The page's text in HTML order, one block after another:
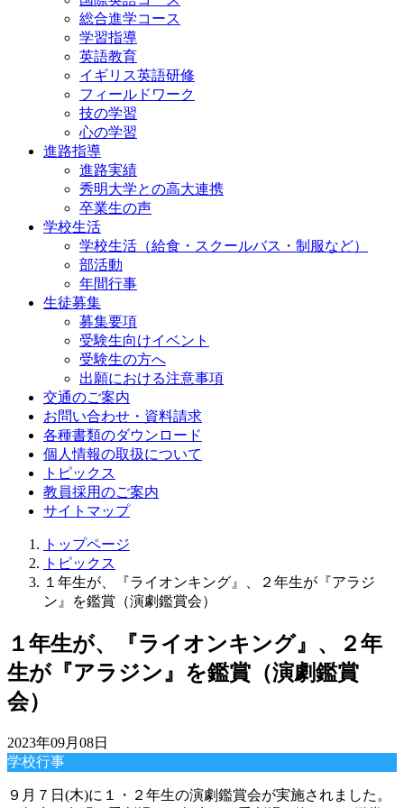
総合進学コース
学習指導
英語教育
イギリス英語研修
フィールドワーク
技の学習
心の学習
進路指導
進路実績
秀明大学との高大連携
卒業生の声
学校生活
学校生活（給食・スクールバス・制服など）
部活動
年間行事
生徒募集
募集要項
受験生向けイベント
受験生の方へ
出願における注意事項
交通のご案内
お問い合わせ・資料請求
各種書類のダウンロード
個人情報の取扱について
トピックス
教員採用のご案内
サイトマップ
トップページ
トピックス
１年生が、『ライオンキング』、２年生が『アラジ
ン』を鑑賞（演劇鑑賞会）
１年生が、『ライオンキング』、２年
生が『アラジン』を鑑賞（演劇鑑賞
会）
2023年09月08日
学校行事
９月７日(木)に１・２年生の演劇鑑賞会が実施されました。